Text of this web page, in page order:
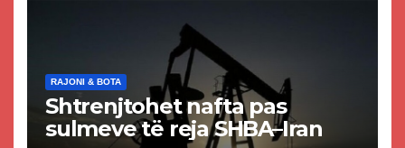
RAJONI & BOTA
Shtrenjtohet nafta pas
sulmeve të reja SHBA–Iran